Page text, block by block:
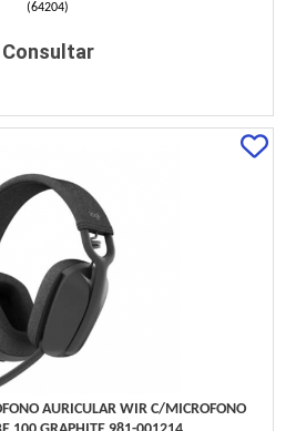
(64204)
Consultar
AURICULAR WIR C/MICROFONO